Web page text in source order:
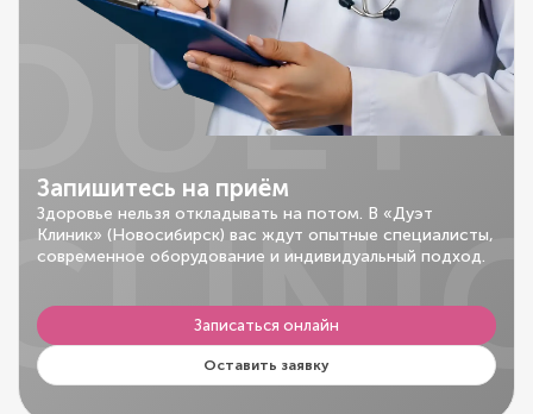
Запишитесь на приём
Здоровье нельзя откладывать на потом. В «Дуэт
Клиник» (Новосибирск) вас ждут опытные специалисты,
современное оборудование и индивидуальный подход.
Записаться онлайн
Оставить заявку